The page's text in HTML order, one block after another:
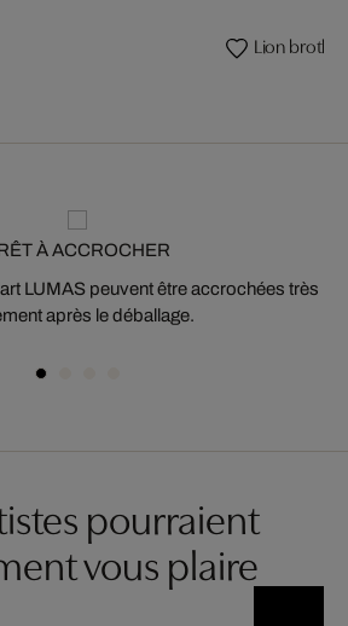
Lion
À ACCROCHER
LUMAS peuvent être accrochées très
après le déballage.
pourraient
vous plaire